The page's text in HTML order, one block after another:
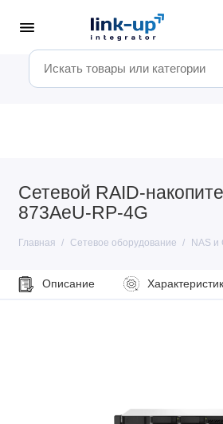
Сетевой RAID-
873AeU-RP-4G
Главная Сетевое оборудование NAS и
Описание